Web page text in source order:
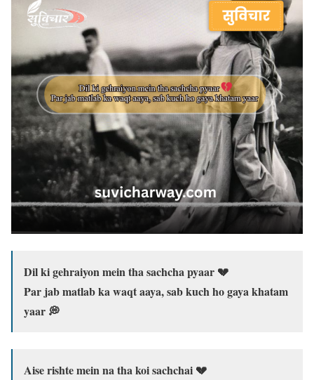
Dil ki gehraiyon mein tha sachcha pyaar 💔
Par jab matlab ka waqt aaya, sab kuch ho gaya khatam
yaar 💭
Aise rishte mein na tha koi sachchai 💔